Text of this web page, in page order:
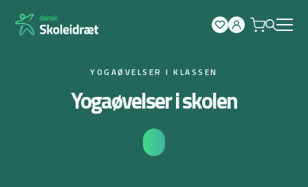
YOGAØVELSER I KLASSEN
Yogaøvelser i skolen